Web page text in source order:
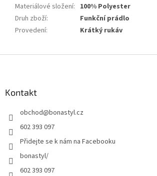
Materiálové složení: 100% Polyester
Druh zboží:
Funkční prádlo
Provedení: Krátký rukáv
Kontakt
obchod@bonastyl.cz
602 393 097
Přidejte se k nám na Facebooku
bonastyl/
602 393 097